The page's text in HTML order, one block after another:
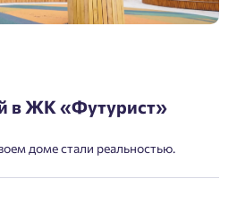
в ЖК «Футурист»
доме стали реальностью.